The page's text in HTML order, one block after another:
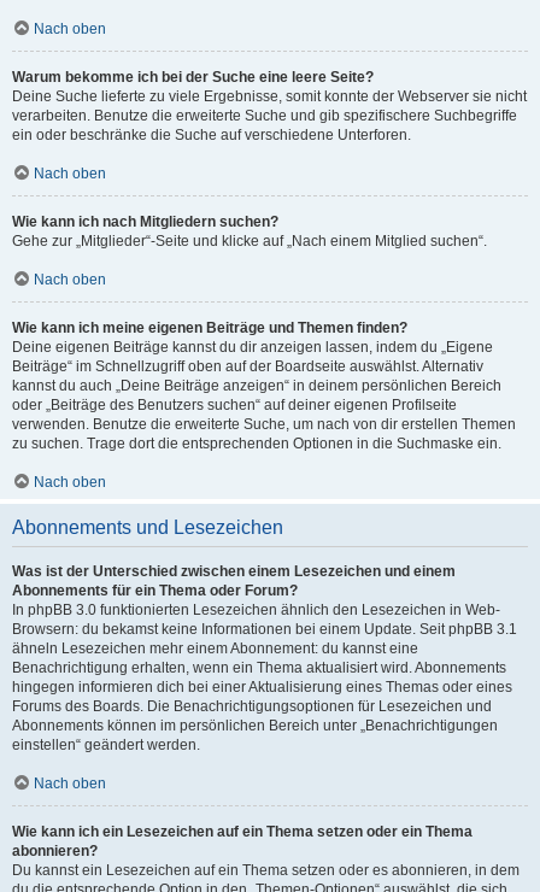
Nach oben
Warum bekomme ich bei der Suche eine leere Seite?
Deine Suche lieferte zu viele Ergebnisse, somit konnte der Webserver sie nicht
verarbeiten. Benutze die erweiterte Suche und gib spezifischere Suchbegriffe
ein oder beschränke die Suche auf verschiedene Unterforen.
Nach oben
Wie kann ich nach Mitgliedern suchen?
Gehe zur „Mitglieder“-Seite und klicke auf „Nach einem Mitglied suchen“.
Nach oben
Wie kann ich meine eigenen Beiträge und Themen finden?
Deine eigenen Beiträge kannst du dir anzeigen lassen, indem du „Eigene
Beiträge“ im Schnellzugriff oben auf der Boardseite auswählst. Alternativ
kannst du auch „Deine Beiträge anzeigen“ in deinem persönlichen Bereich
oder „Beiträge des Benutzers suchen“ auf deiner eigenen Profilseite
verwenden. Benutze die erweiterte Suche, um nach von dir erstellen Themen
zu suchen. Trage dort die entsprechenden Optionen in die Suchmaske ein.
Nach oben
Abonnements und Lesezeichen
Was ist der Unterschied zwischen einem Lesezeichen und einem
Abonnements für ein Thema oder Forum?
In phpBB 3.0 funktionierten Lesezeichen ähnlich den Lesezeichen in Web-
Browsern: du bekamst keine Informationen bei einem Update. Seit phpBB 3.1
ähneln Lesezeichen mehr einem Abonnement: du kannst eine
Benachrichtigung erhalten, wenn ein Thema aktualisiert wird. Abonnements
hingegen informieren dich bei einer Aktualisierung eines Themas oder eines
Forums des Boards. Die Benachrichtigungsoptionen für Lesezeichen und
Abonnements können im persönlichen Bereich unter „Benachrichtigungen
einstellen“ geändert werden.
Nach oben
Wie kann ich ein Lesezeichen auf ein Thema setzen oder ein Thema
abonnieren?
Du kannst ein Lesezeichen auf ein Thema setzen oder es abonnieren, in dem